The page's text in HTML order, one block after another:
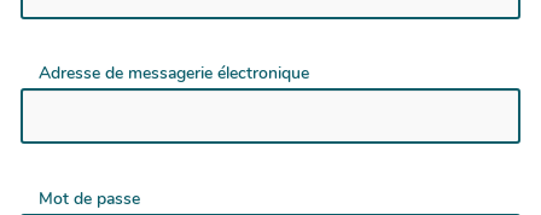
Adresse de messagerie électronique
Mot de passe